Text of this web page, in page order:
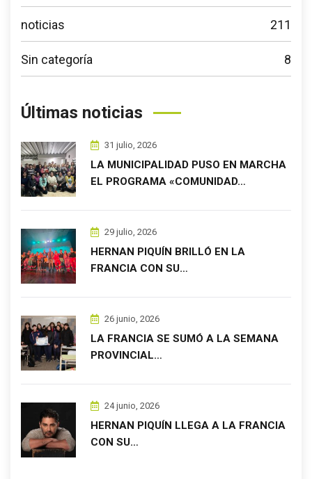
noticias 211
Sin categoría 8
Últimas noticias
31 julio, 2026
LA MUNICIPALIDAD PUSO EN MARCHA
EL PROGRAMA «COMUNIDAD…
29 julio, 2026
HERNAN PIQUÍN BRILLÓ EN LA
FRANCIA CON SU…
26 junio, 2026
LA FRANCIA SE SUMÓ A LA SEMANA
PROVINCIAL…
24 junio, 2026
HERNAN PIQUÍN LLEGA A LA FRANCIA
CON SU…